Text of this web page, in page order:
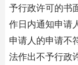
予行政许可的书
作日内通知申请
申请人的申请不
法作出不予行政